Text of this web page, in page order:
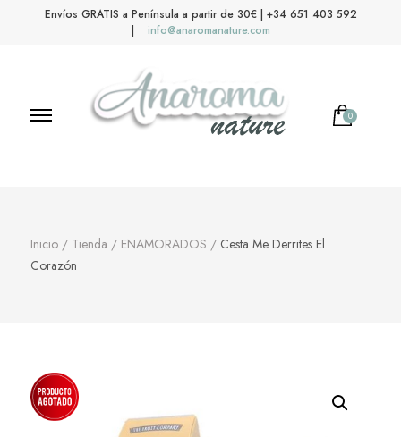
Envíos GRATIS a Península a partir de 30€ | +34 651 403 592
|
info@anaromanature.com
0
Inicio / Tienda / ENAMORADOS / Cesta Me Derrites El
Corazón